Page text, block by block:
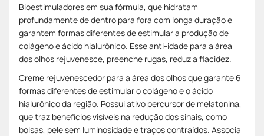
Bioestimuladores em sua fórmula, que hidratam
profundamente de dentro para fora com longa duração e
garantem formas diferentes de estimular a produção de
colágeno e ácido hialurônico. Esse anti-idade para a área
dos olhos rejuvenesce, preenche rugas, reduz a flacidez.
Creme rejuvenescedor para a área dos olhos que garante 6
formas diferentes de estimular o colágeno e o ácido
hialurônico da região. Possui ativo percursor de melatonina,
que traz benefícios visíveis na redução dos sinais, como
bolsas, pele sem luminosidade e traços contraídos. Associa